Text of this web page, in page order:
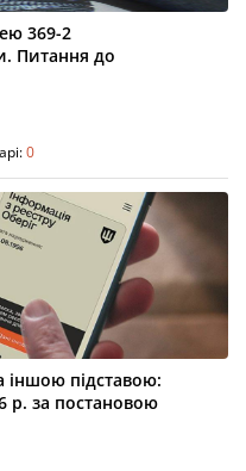
369-2
Питання до
0
іншою підставою:
р. за постановою